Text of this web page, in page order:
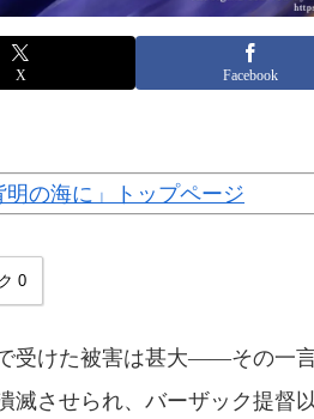
X Facebook
明の海に」トップページ
0
受けた被害は甚大――その一
滅させられ、バーザック提督